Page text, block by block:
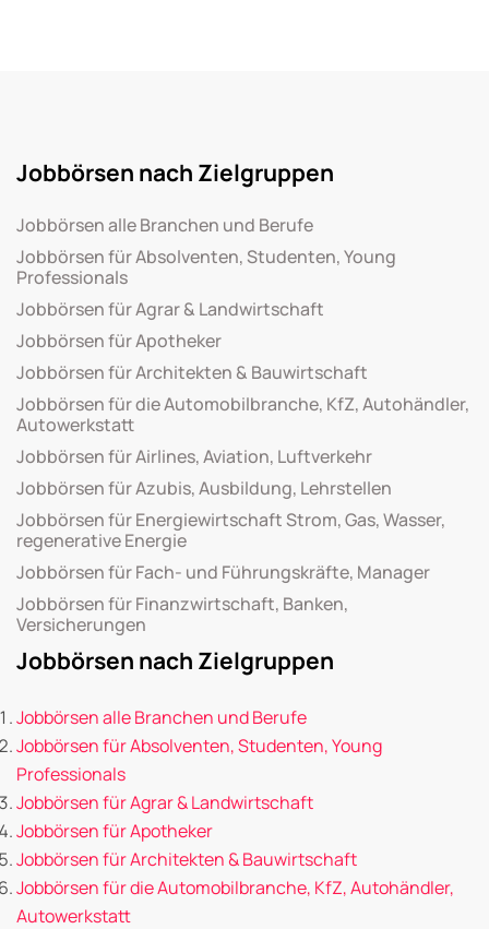
Jobbörsen nach Zielgruppen
Jobbörsen alle Branchen und Berufe
Jobbörsen für Absolventen, Studenten, Young
Professionals
Jobbörsen für Agrar & Landwirtschaft
Jobbörsen für Apotheker
Jobbörsen für Architekten & Bauwirtschaft
Jobbörsen für die Automobilbranche, KfZ, Autohändler,
Autowerkstatt
Jobbörsen für Airlines, Aviation, Luftverkehr
Jobbörsen für Azubis, Ausbildung, Lehrstellen
Jobbörsen für Energiewirtschaft Strom, Gas, Wasser,
regenerative Energie
Jobbörsen für Fach- und Führungskräfte, Manager
Jobbörsen für Finanzwirtschaft, Banken,
Versicherungen
Jobbörsen nach Zielgruppen
Jobbörsen alle Branchen und Berufe
Jobbörsen für Absolventen, Studenten, Young
Professionals
Jobbörsen für Agrar & Landwirtschaft
Jobbörsen für Apotheker
Jobbörsen für Architekten & Bauwirtschaft
Jobbörsen für die Automobilbranche, KfZ, Autohändler,
Autowerkstatt